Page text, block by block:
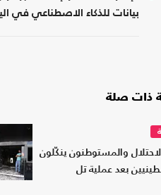
بيانات للذكاء الاصطناعي في
ذات صلة
والمستوطنون ينكّلون
بعد عملية تل